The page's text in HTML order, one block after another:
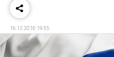
16.12.2016 19:55